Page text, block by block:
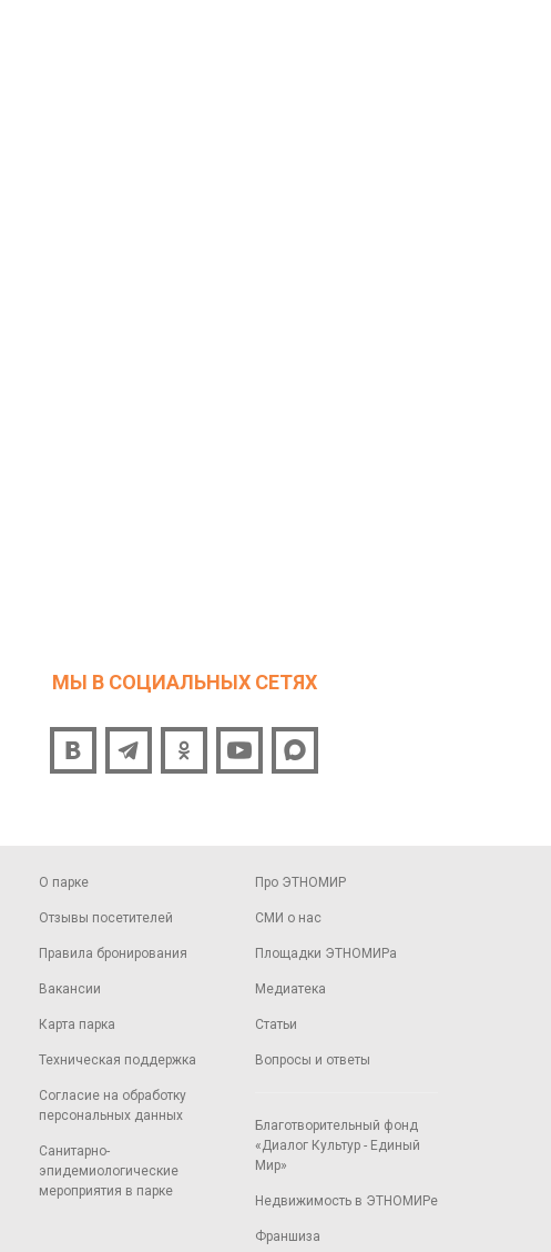
МЫ В СОЦИАЛЬНЫХ СЕТЯХ
О парке
Отзывы посетителей
Правила бронирования
Вакансии
Карта парка
Техническая поддержка
Согласие на обработку
персональных данных
Санитарно-
эпидемиологические
мероприятия в парке
Про ЭТНОМИР
СМИ о нас
Площадки ЭТНОМИРа
Медиатека
Статьи
Вопросы и ответы
Благотворительный фонд
«Диалог Культур - Единый
Мир»
Недвижимость в ЭТНОМИРе
Франшиза